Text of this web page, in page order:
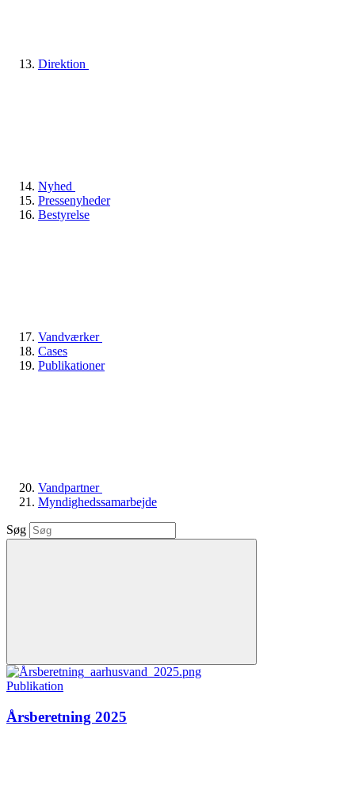
Direktion
Nyhed
Pressenyheder
Bestyrelse
Vandværker
Cases
Publikationer
Vandpartner
Myndighedssamarbejde
Søg
Publikation
Årsberetning 2025